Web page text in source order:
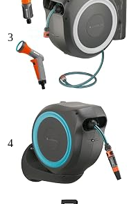
3
4